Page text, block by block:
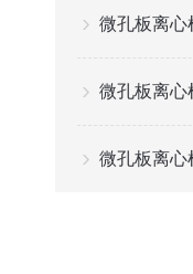
微孔板离心